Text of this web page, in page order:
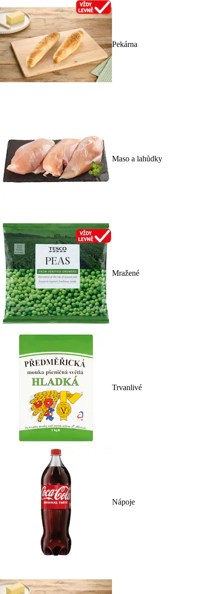
Pekárna
Maso a lahůdky
Mražené
Trvanlivé
Nápoje